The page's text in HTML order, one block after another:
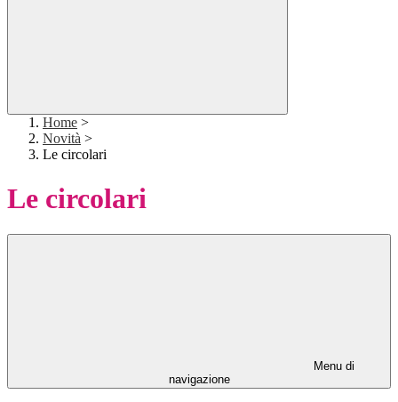
Home >
Novità >
Le circolari
Le circolari
Menu di
navigazione